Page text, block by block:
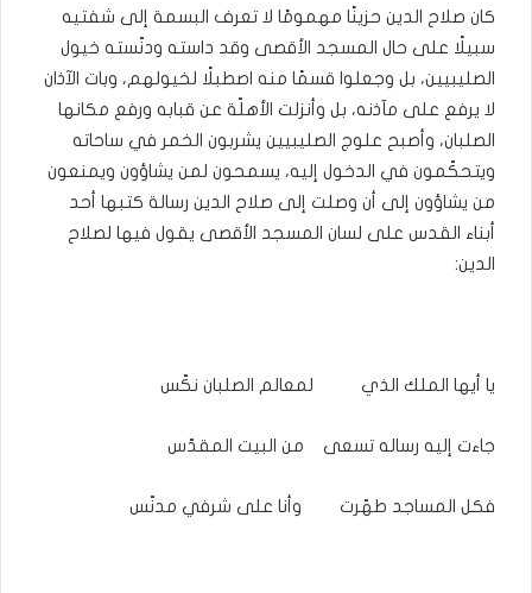
كان صلاح الدين حزينًا مهمومًا لا تعرف البسمة إلى شفتيه
سبيلًا على حال المسجد الأقصى وقد داسته ودنّسته خيول
الصليبيين، بل وجعلوا قسمًا منه اصطبلًا لخيولهم، وبات الآذان
لا يرفع على مآذنه، بل وأنزلت الأهلّة عن قبابه ورفع مكانها
الصلبان، وأصبح علوج الصليبيين يشربون الخمر في ساحاته
ويتحكّمون في الدخول إليه، يسمحون لمن يشاؤون ويمنعون
من يشاؤون إلى أن وصلت إلى صلاح الدين رسالة كتبها أحد
أبناء القدس على لسان المسجد الأقصى يقول فيها لصلاح
الدين:
يا أيها الملك الذي لمعالم الصلبان نكّس
جاءت إليه رساله تسعى من البيت المقدّس
فكل المساجد طهّرت وأنا على شرفي مدنّس